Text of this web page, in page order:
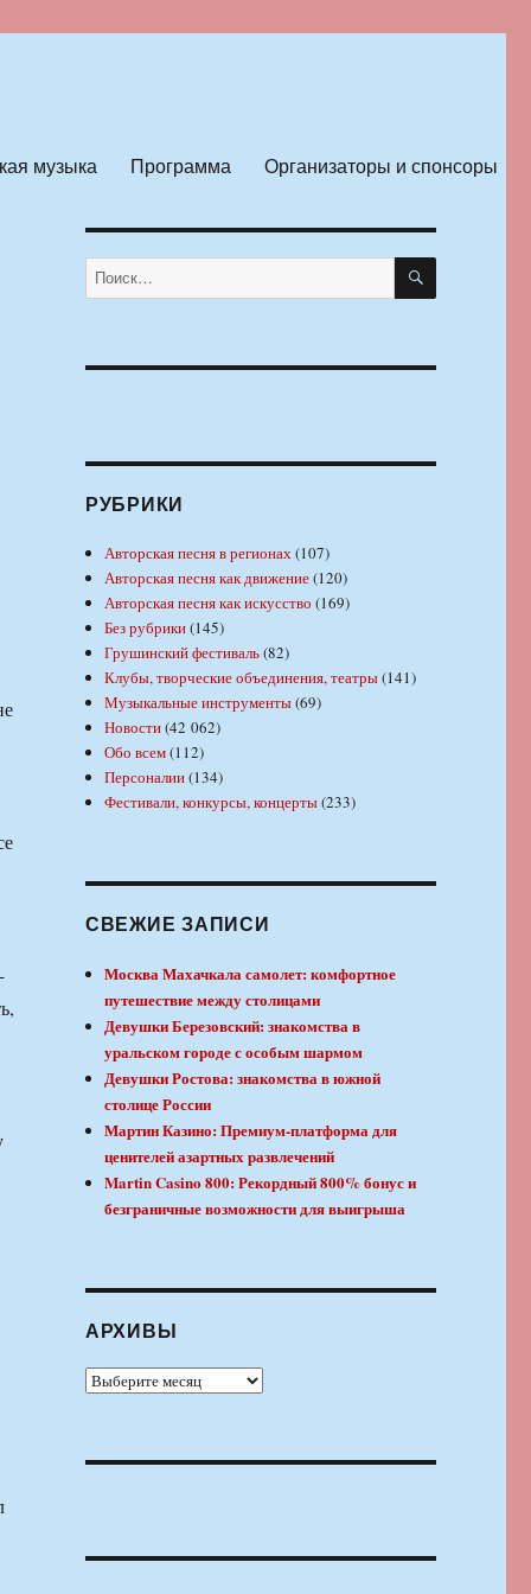
музыка Программа Организаторы и спонсоры
Искать: ПОИСК
РУБРИКИ
Авторская песня в регионах(107)
Авторская песня как движение(120)
Авторская песня как искусство (169)
Без рубрики(145)
Грушинский фестиваль(82)
Клубы, творческие объединения, театры(141)
Музыкальные инструменты(69)
Новости(42 062)
Обо всем(112)
Персоналии(134)
Фестивали, конкурсы, концерты(233)
СВЕЖИЕ ЗАПИСИ
Москва Махачкала самолет: комфортное
путешествие между столицами
Девушки Березовский: знакомства в
уральском городе с особым шармом
Девушки Ростова: знакомства в южной
столице России
Мартин Казино: Премиум-платформа для
ценителей азартных развлечений
Martin Casino 800: Рекордный 800% бонус и
безграничные возможности для выигрыша
АРХИВЫ
Архивы